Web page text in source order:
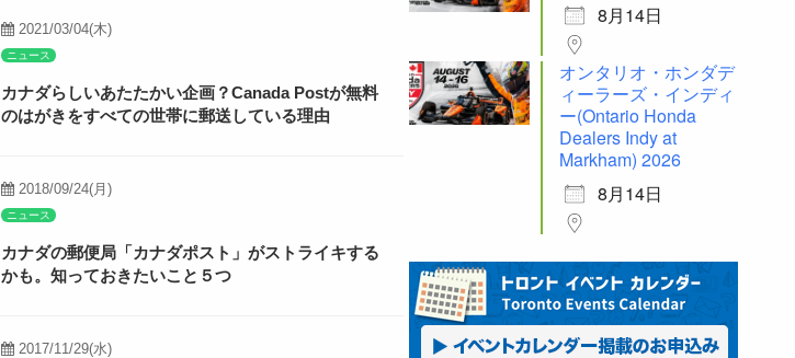
2021/03/04(木)
ニュース
カナダらしいあたたかい企画？Canada Postが無料
のはがきをすべての世帯に郵送している理由
2018/09/24(月)
ニュース
カナダの郵便局「カナダポスト」がストライキする
かも。知っておきたいこと５つ
2017/11/29(水)
8月14日
オンタリオ・ホンダデ
ィーラーズ・インディ
ー(Ontario Honda
Dealers Indy at
Markham) 2026
8月14日